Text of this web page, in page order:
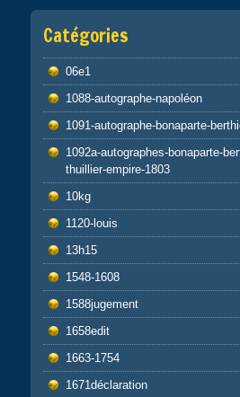
Catégories
06e1
1088-autographe-napoléon
1091-autographe-bonaparte-
1092a-autographes-bonaparte-
thuillier-empire-1803
10kg
1120-louis
13h15
1548-1608
1588jugement
1658edit
1663-1754
1671déclaration